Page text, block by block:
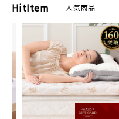
HitItem 人気商品